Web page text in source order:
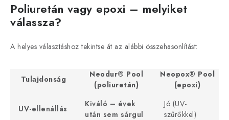
Poliuretán vagy epoxi – melyiket
válassza?
A helyes választáshoz tekintse át az alábbi összehasonlítást:
Tulajdonság
Neodur® Pool
(poliuretán)
Neopox® Pool
(epoxi)
UV-ellenállás
Kiváló – évek
után sem sárgul
Jó (UV-
szűrőkkel)